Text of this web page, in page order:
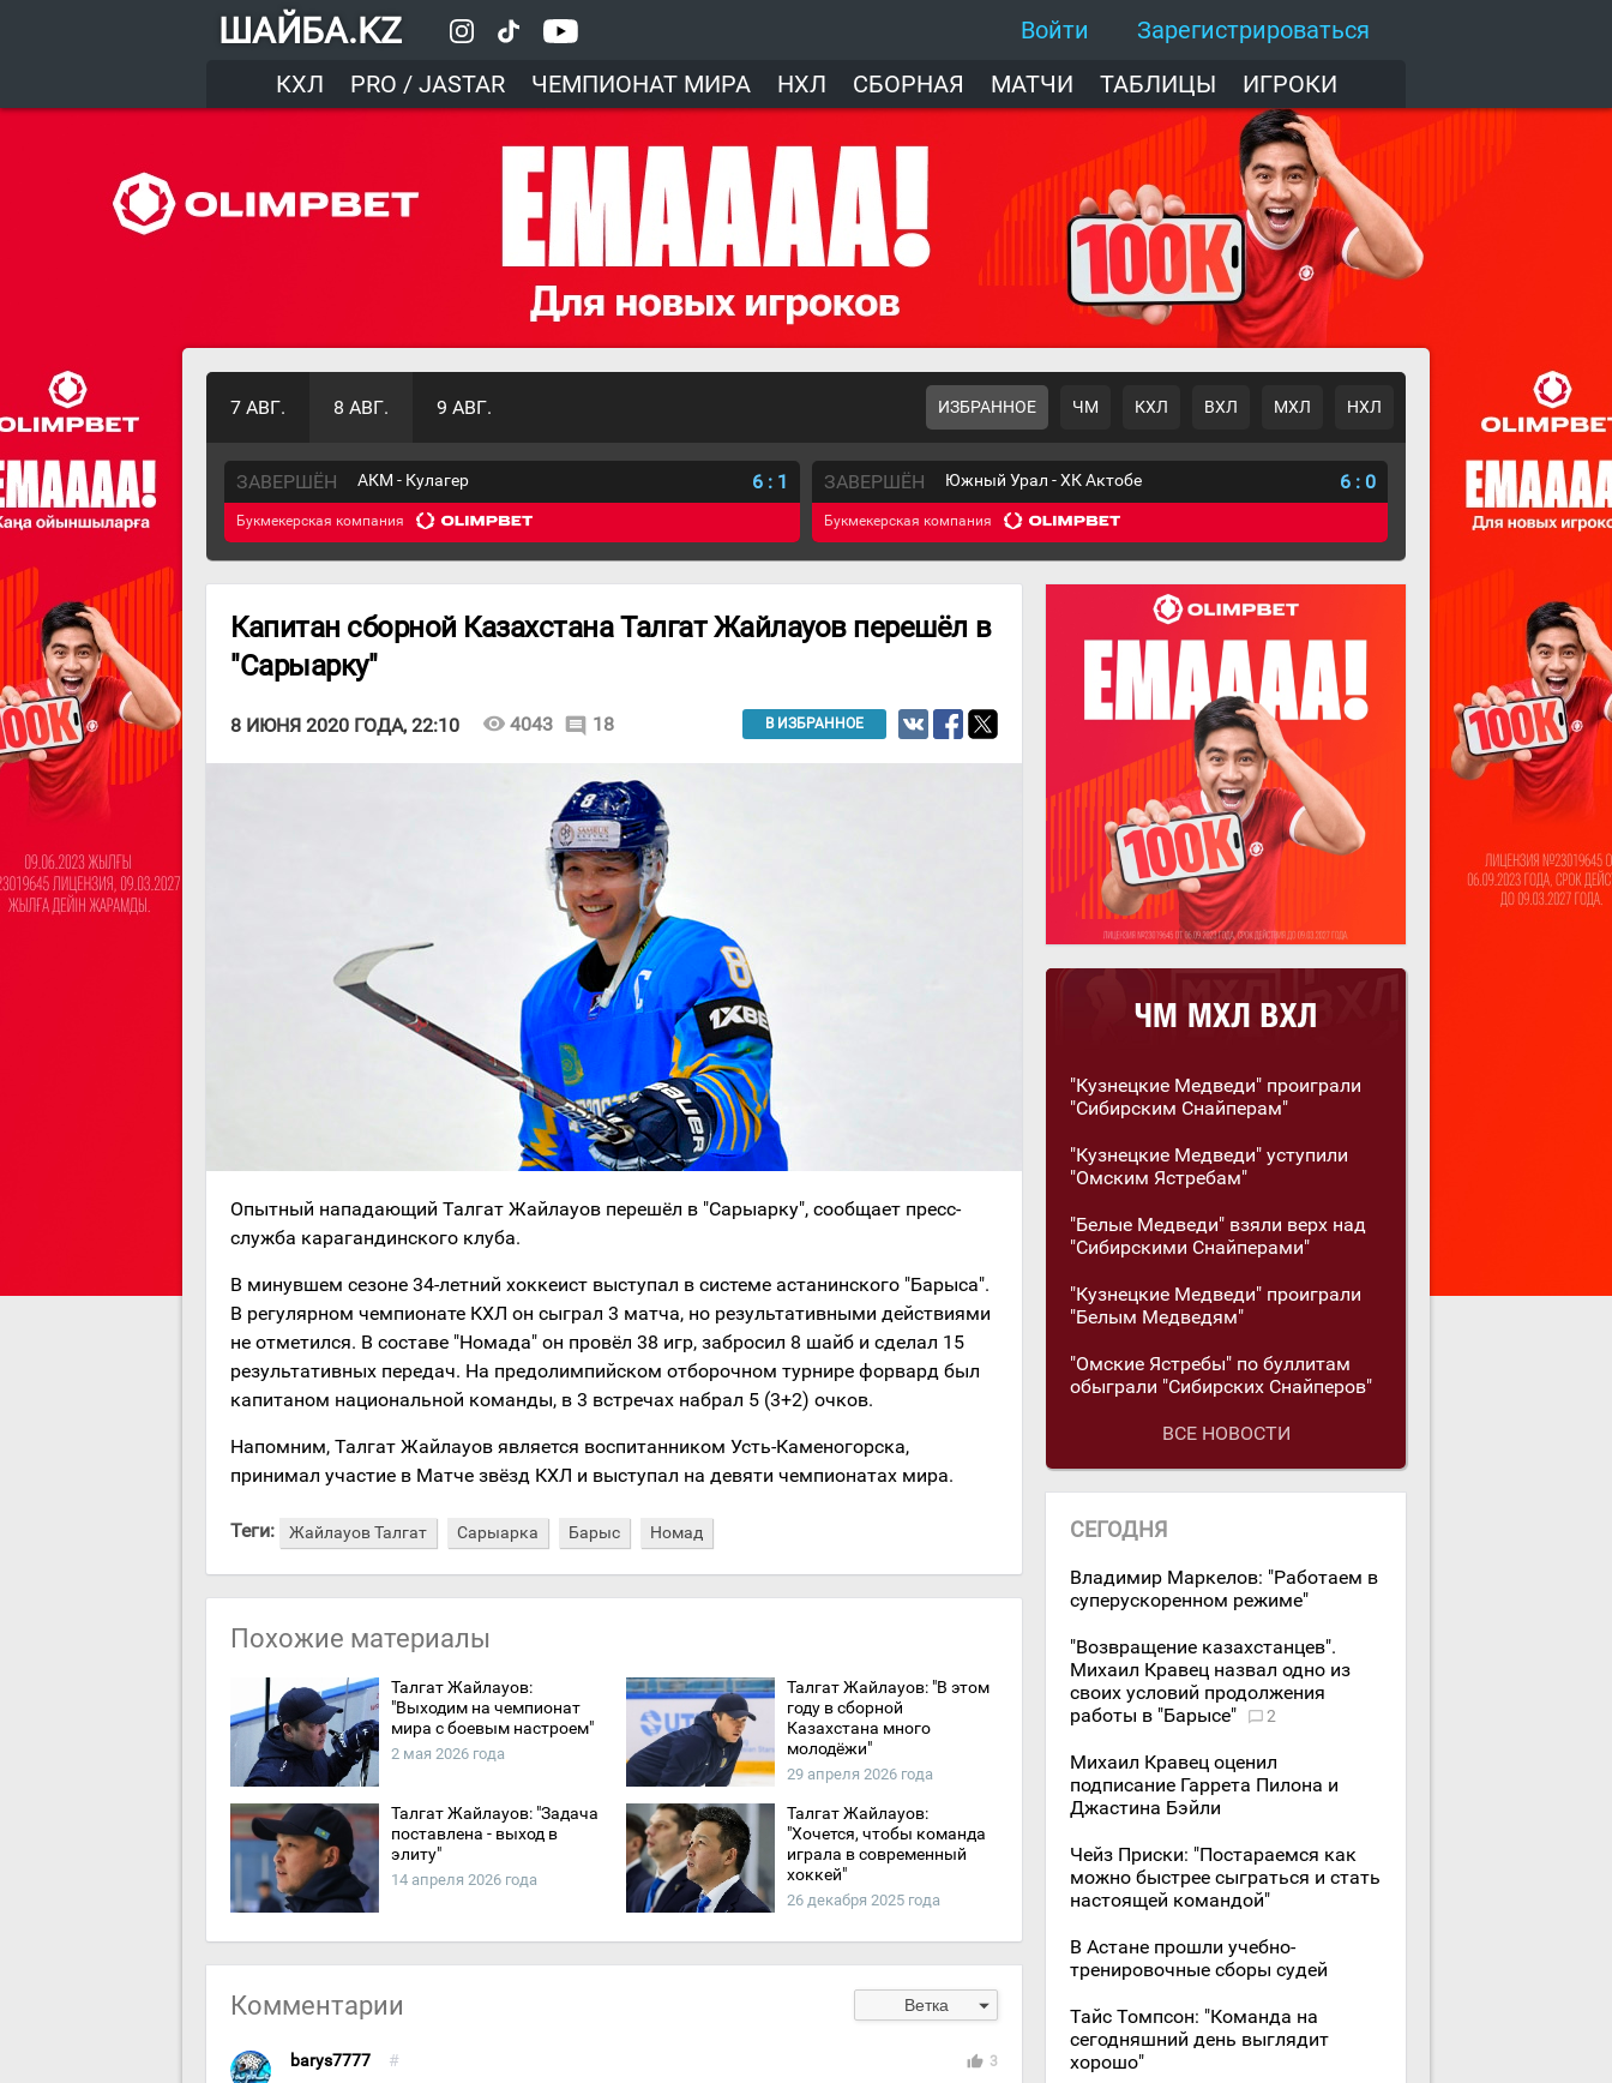
ШАЙБА.KZ Войти
Зарегистрироваться
КХЛ
PRO / JASTAR ЧЕМПИОНАТ МИРА НХЛ СБОРНАЯ МАТЧИ ТАБЛИЦЫ ИГРОКИ
7 АВГ. 8 АВГ. 9 АВГ. ИЗБРАННОЕ ЧМ КХЛ ВХЛ МХЛ НХЛ
ЗАВЕРШЁН АКМ - Кулагер 6 : 1
Букмекерская компания
ЗАВЕРШЁН Южный Урал - ХК Актобе 6 : 0
Букмекерская компания
Капитан сборной Казахстана Талгат Жайлауов перешёл в
"Сарыарку"
8 ИЮНЯ 2020 ГОДА, 22:10 visibility 4043 comment 18 В ИЗБРАННОЕ
Опытный нападающий Талгат Жайлауов перешёл в "Сарыарку", сообщает пресс-
служба карагандинского клуба.
В минувшем сезоне 34-летний хоккеист выступал в системе астанинского "Барыса".
В регулярном чемпионате КХЛ он сыграл 3 матча, но результативными действиями
не отметился. В составе "Номада" он провёл 38 игр, забросил 8 шайб и сделал 15
результативных передач. На предолимпийском отборочном турнире форвард был
капитаном национальной команды, в 3 встречах набрал 5 (3+2) очков.
Напомним, Талгат Жайлауов является воспитанником Усть-Каменогорска,
принимал участие в Матче звёзд КХЛ и выступал на девяти чемпионатах мира.
Теги: Жайлауов Талгат Сарыарка Барыс Номад
Похожие материалы
Талгат Жайлауов:
"Выходим на чемпионат
мира с боевым настроем"
2 мая 2026 года
Талгат Жайлауов: "В этом
году в сборной
Казахстана много
молодёжи"
29 апреля 2026 года
Талгат Жайлауов: "Задача
поставлена - выход в
элиту"
14 апреля 2026 года
Талгат Жайлауов:
"Хочется, чтобы команда
играла в современный
хоккей"
26 декабря 2025 года
Комментарии Ветка arrow_drop_down
barys7777 # thumb_up 3
"Кузнецкие Медведи" проиграли
"Сибирским Снайперам"
"Кузнецкие Медведи" уступили
"Омским Ястребам"
"Белые Медведи" взяли верх над
"Сибирскими Снайперами"
"Кузнецкие Медведи" проиграли
"Белым Медведям"
"Омские Ястребы" по буллитам
обыграли "Сибирских Снайперов"
ВСЕ НОВОСТИ
СЕГОДНЯ
Владимир Маркелов: "Работаем в
суперускоренном режиме"
"Возвращение казахстанцев".
Михаил Кравец назвал одно из
своих условий продолжения
работы в "Барысе"
2
Михаил Кравец оценил
подписание Гаррета Пилона и
Джастина Бэйли
Чейз Приски: "Постараемся как
можно быстрее сыграться и стать
настоящей командой"
В Астане прошли учебно-
тренировочные сборы судей
Тайс Томпсон: "Команда на
сегодняшний день выглядит
хорошо"